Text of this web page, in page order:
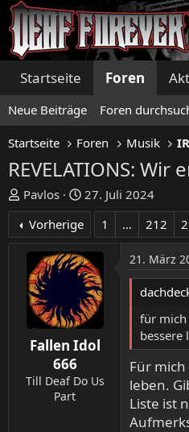
Startseite Foren
Neue Beiträge Foren
Startseite Foren Musik
REVELATIONS:
E
r
t
r
Pavlos
E
r
t
e
l
l
t
a
m
27. Juli 2024
Vorherige
1 … 212
Fallen Idol
666
Till Deaf Do Us
Part
21. März
für mich
bessere
Für
leben.
Liste ist